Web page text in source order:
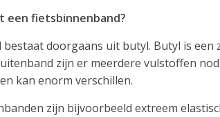
een fietsbinnenband?
bestaat doorgaans uit butyl. Butyl is
zijn er meerdere vulstoffen
kan enorm verschillen.
zijn bijvoorbeeld extreem